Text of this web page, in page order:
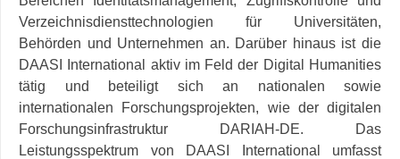
Verzeichnisdiensttechnologien für Universitäten,
Behörden und Unternehmen an. Darüber hinaus ist die
DAASI International aktiv im Feld der Digital Humanities
tätig und beteiligt sich an nationalen sowie
internationalen Forschungsprojekten, wie der digitalen
Forschungsinfrastruktur DARIAH-DE. Das
Leistungsspektrum von DAASI International umfasst